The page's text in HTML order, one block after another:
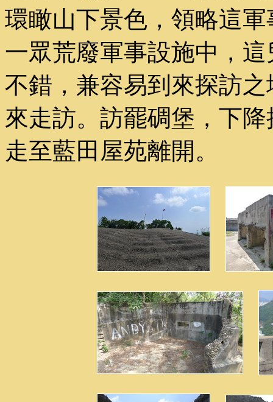
環瞰山下景色，領略這
一眾荒廢軍事設施中，
不錯，兼容易到來探訪
來走訪。訪罷碉堡，下
走至藍田屋苑離開。